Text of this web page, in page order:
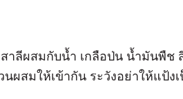
าลีผสมกับน้ำ เกลือป่น น้ำมันพืช
ผสมให้เข้ากัน ระวังอย่าให้แป้ง